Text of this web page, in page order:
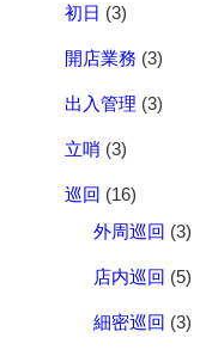
初日 (3)
開店業務 (3)
出入管理 (3)
立哨 (3)
巡回 (16)
外周巡回 (3)
店内巡回 (5)
細密巡回 (3)